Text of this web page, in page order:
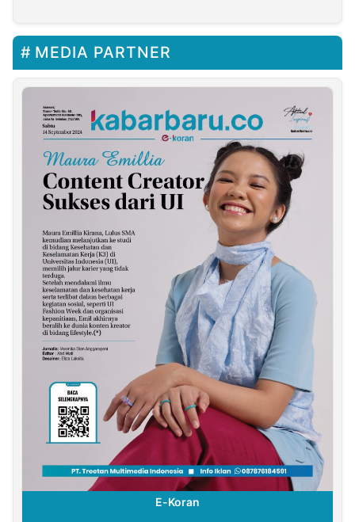
MEDIA PARTNER
E-Koran